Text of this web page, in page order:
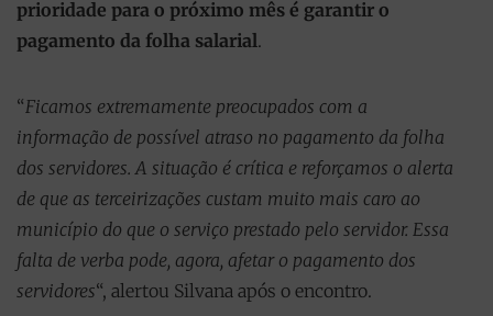
prioridade para o próximo mês é garantir o
pagamento da folha salarial.
“Ficamos extremamente preocupados com a
informação de possível atraso no pagamento da folha
dos servidores. A situação é crítica e reforçamos o alerta
de que as terceirizações custam muito mais caro ao
município do que o serviço prestado pelo servidor. Essa
falta de verba pode, agora, afetar o pagamento dos
servidores“, alertou Silvana após o encontro.